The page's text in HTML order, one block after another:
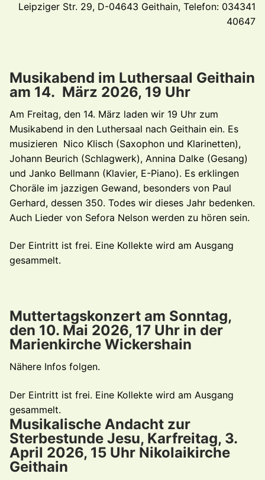
Leipziger Str. 29, D-04643 Geithain, Telefon: 034341
40647
Musikabend im Luthersaal Geithain
am 14. März 2026, 19 Uhr
Am Freitag, den 14. März laden wir 19 Uhr zum
Musikabend in den Luthersaal nach Geithain ein. Es
musizieren Nico Klisch (Saxophon und Klarinetten),
Johann Beurich (Schlagwerk), Annina Dalke (Gesang)
und Janko Bellmann (Klavier, E-Piano). Es erklingen
Choräle im jazzigen Gewand, besonders von Paul
Gerhard, dessen 350. Todes wir dieses Jahr bedenken.
Auch Lieder von Sefora Nelson werden zu hören sein.
Der Eintritt ist frei. Eine Kollekte wird am Ausgang
gesammelt.
Muttertagskonzert am Sonntag,
den 10. Mai 2026, 17 Uhr in der
Marienkirche Wickershain
Nähere Infos folgen.
Der Eintritt ist frei. Eine Kollekte wird am Ausgang
gesammelt.
Musikalische Andacht zur
Sterbestunde Jesu, Karfreitag, 3.
April 2026, 15 Uhr Nikolaikirche
Geithain